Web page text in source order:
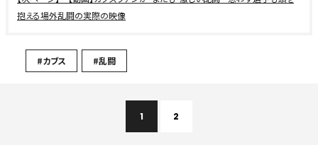
抱える場外乱闘の実際の映像
#カブス #乱闘
1 2